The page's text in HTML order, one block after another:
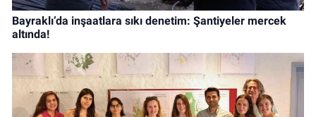
Bayraklı’da inşaatlara sıkı denetim: Şantiyeler mercek
altında!